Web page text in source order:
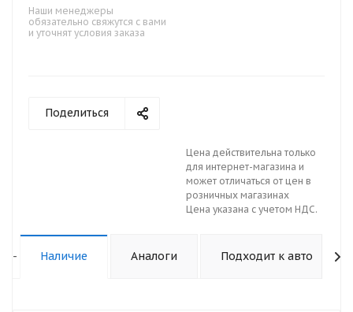
Наши менеджеры
обязательно свяжутся с вами
и уточнят условия заказа
Поделиться
Цена действительна только
для интернет-магазина и
может отличаться от цен в
розничных магазинах
Цена указана с учетом НДС.
- Наличие Аналоги Подходит к авто